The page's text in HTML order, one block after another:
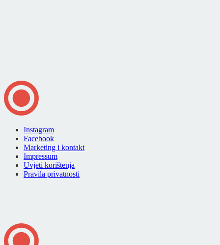
Instagram
Facebook
Marketing i kontakt
Impressum
Uvjeti korištenja
Pravila privatnosti